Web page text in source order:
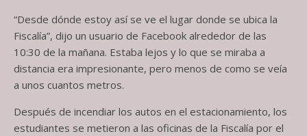
“Desde dónde estoy así se ve el lugar donde se ubica la
Fiscalía”, dijo un usuario de Facebook alrededor de las
10:30 de la mañana. Estaba lejos y lo que se miraba a
distancia era impresionante, pero menos de como se veía
a unos cuantos metros.
Después de incendiar los autos en el estacionamiento, los
estudiantes se metieron a las oficinas de la Fiscalía por el